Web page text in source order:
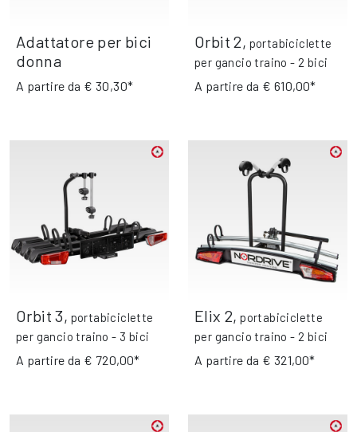
Adattatore per bici
donna
A partire da € 30,30*
Orbit 2, portabiciclette
per gancio traino - 2 bici
A partire da € 610,00*
Orbit 3, portabiciclette
per gancio traino - 3 bici
A partire da € 720,00*
Elix 2, portabiciclette
per gancio traino - 2 bici
A partire da € 321,00*